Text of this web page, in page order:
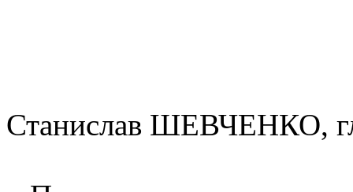
Станислав ШЕВЧЕНКО,